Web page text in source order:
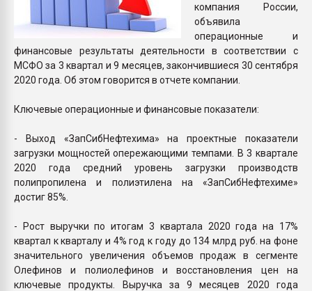
компания России,
объявила
операционные и
финансовые результаты деятельности в соответствии с
МСФО за 3 квартал и 9 месяцев, закончившиеся 30 сентября
2020 года. Об этом говорится в отчете компании.
Ключевые операционные и финансовые показатели:
- Выход «ЗапСибНефтехима» на проектные показатели
загрузки мощностей опережающими темпами. В 3 квартале
2020 года средний уровень загрузки производств
полипропилена и полиэтилена на «ЗапСибНефтехиме»
достиг 85%.
- Рост выручки по итогам 3 квартала 2020 года на 17%
квартал к кварталу и 4% год к году до 134 млрд руб. на фоне
значительного увеличения объемов продаж в сегменте
Олефинов и полиолефинов и восстановления цен на
ключевые продукты. Выручка за 9 месяцев 2020 года